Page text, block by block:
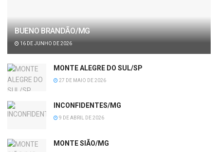
BUENO BRANDÃO/MG
16 DE JUNHO DE 2026
MONTE ALEGRE DO SUL/SP
27 DE MAIO DE 2026
INCONFIDENTES/MG
9 DE ABRIL DE 2026
MONTE SIÃO/MG